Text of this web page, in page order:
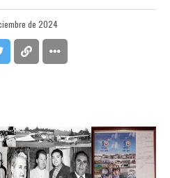
de 2024